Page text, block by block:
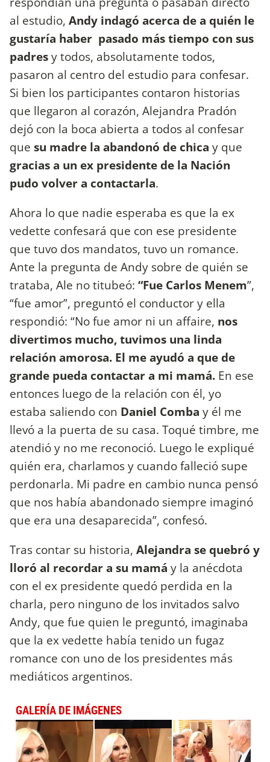
al estudio, Andy indagó acerca de a quién le
gustaría haber pasado más tiempo con sus
padresy todos, absolutamente todos,
pasaron al centro del estudio para confesar.
Si bien los participantes contaron historias
que llegaron al corazón, Alejandra Pradón
dejó con la boca abierta a todos al confesar
que su madre la abandonó de chica y que
gracias a un ex presidente de la Nación
pudo volver a contactarla.
Ahora lo que nadie esperaba es que la ex
vedette confesará que con ese presidente
que tuvo dos mandatos, tuvo un romance.
Ante la pregunta de Andy sobre de quién se
trataba, Ale no titubeó: “Fue Carlos Menem”,
“fue amor”, preguntó el conductor y ella
respondió: “No fue amor ni un affaire, nos
divertimos mucho, tuvimos una linda
relación amorosa. El me ayudó a que de
grande pueda contactar a mi mamá. En ese
entonces luego de la relación con él, yo
estaba saliendo con Daniel Comba y él me
llevó a la puerta de su casa. Toqué timbre, me
atendió y no me reconoció. Luego le expliqué
quién era, charlamos y cuando falleció supe
perdonarla. Mi padre en cambio nunca pensó
que nos había abandonado siempre imaginó
que era una desaparecida”, confesó.
Tras contar su historia, Alejandra se quebró y
lloró al recordar a su mamá y la anécdota
con el ex presidente quedó perdida en la
charla, pero ninguno de los invitados salvo
Andy, que fue quien le preguntó, imaginaba
que la ex vedette había tenido un fugaz
romance con uno de los presidentes más
mediáticos argentinos.
GALERÍA DE IMÁGENES